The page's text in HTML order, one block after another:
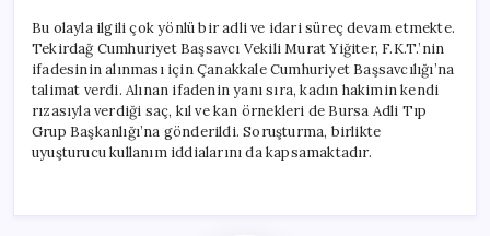
Bu olayla ilgili çok yönlü bir adli ve idari süreç devam etmekte.
Tekirdağ Cumhuriyet Başsavcı Vekili Murat Yiğiter, F.K.T.’nin
ifadesinin alınması için Çanakkale Cumhuriyet Başsavcılığı’na
talimat verdi. Alınan ifadenin yanı sıra, kadın hakimin kendi
rızasıyla verdiği saç, kıl ve kan örnekleri de Bursa Adli Tıp
Grup Başkanlığı’na gönderildi. Soruşturma, birlikte
uyuşturucu kullanım iddialarını da kapsamaktadır.